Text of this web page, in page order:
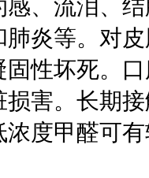
、流泪、
炎等。对
性坏死。
害。长期
度甲醛可